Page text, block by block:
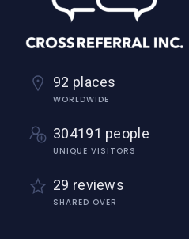
92 places
WORLDWIDE
304191 people
UNIQUE VISITORS
29 reviews
SHARED OVER